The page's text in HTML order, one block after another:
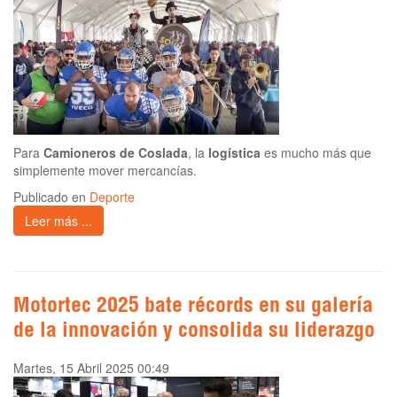
Para Camioneros de Coslada, la logística es mucho más que
simplemente mover mercancías.
Publicado en Deporte
Leer más ...
Motortec 2025 bate récords en su galería
de la innovación y consolida su liderazgo
Martes, 15 Abril 2025 00:49